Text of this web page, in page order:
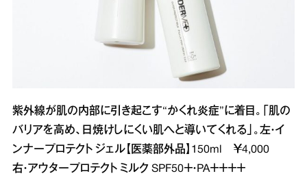
紫外線が肌の内部に引き起こす“かくれ炎症”に着目。「肌の
バリアを高め、日焼けしにくい肌へと導いてくれる」。左・イ
ンナープロテクト ジェル【医薬部外品】150ml ￥4,000
右・アウタープロテクト ミルク SPF50＋・PA＋＋＋＋